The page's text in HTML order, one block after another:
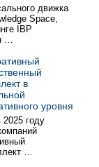
движка
Space,
IBP
…
в
уровня
году
…